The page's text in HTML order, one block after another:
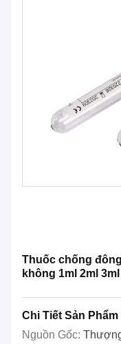
Thuốc chống
không 1ml 2ml
Chi Tiết Sản Phẩm
Nguồn Gốc: